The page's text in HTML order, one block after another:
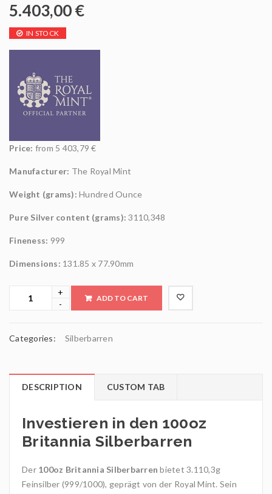
5.403,00€
IN STOCK
Price: from 5 403,79 €
Manufacturer: The Royal Mint
Weight (grams): Hundred Ounce
Pure Silver content (grams): 3110,348
Fineness: 999
Dimensions: 131.85 x 77.90mm
ADD TO CART
Categories: Silberbarren
DESCRIPTION CUSTOM TAB
Investieren in den 100oz
Britannia Silberbarren
Der 100oz Britannia Silberbarren bietet 3.110,3g
Feinsilber (999/1000), geprägt von der Royal Mint. Sein